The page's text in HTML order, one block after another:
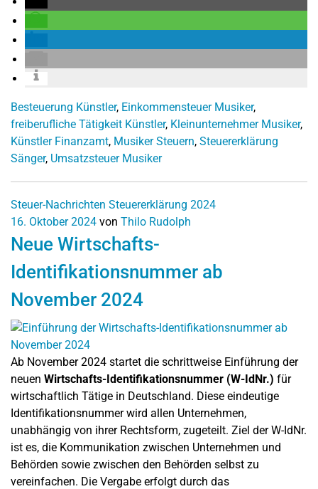
Besteuerung Künstler, Einkommensteuer Musiker,
freiberufliche Tätigkeit Künstler, Kleinunternehmer Musiker,
Künstler Finanzamt, Musiker Steuern, Steuererklärung
Sänger, Umsatzsteuer Musiker
Steuer-Nachrichten Steuererklärung 2024
16. Oktober 2024 von Thilo Rudolph
Neue Wirtschafts-
Identifikationsnummer ab
November 2024
Ab November 2024 startet die schrittweise Einführung der
neuen Wirtschafts-Identifikationsnummer (W-IdNr.) für
wirtschaftlich Tätige in Deutschland. Diese eindeutige
Identifikationsnummer wird allen Unternehmen,
unabhängig von ihrer Rechtsform, zugeteilt. Ziel der W-IdNr.
ist es, die Kommunikation zwischen Unternehmen und
Behörden sowie zwischen den Behörden selbst zu
vereinfachen. Die Vergabe erfolgt durch das